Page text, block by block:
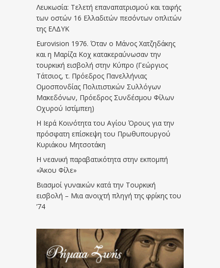
Λευκωσία: Τελετή επαναπατρισμού και ταφής
των οστών 16 Ελλαδιτών πεσόντων οπλιτών
της ΕΛΔΥΚ
Eurovision 1976. Όταν ο Μάνος Χατζηδάκης
και η Μαρίζα Κοχ κατακεραύνωσαν την
τουρκική εισβολή στην Κύπρο (Γεώργιος
Τάτσιος, τ. Πρόεδρος Πανελλήνιας
Ομοσπονδίας Πολιτιστικών Συλλόγων
Μακεδόνων, Πρόεδρος Συνδέσμου Φίλων
Οχυρού Ιστίμπεη)
Η Ιερά Κοινότητα του Αγίου Όρους για την
πρόσφατη επίσκεψη του Πρωθυπουργού
Κυριάκου Μητσοτάκη
Η νεανική παραβατικότητα στην εκπομπή
«Άκου Φίλε»
Βιασμοί γυναικών κατά την Τουρκική
εισβολή – Μια ανοιχτή πληγή της φρίκης του
’74